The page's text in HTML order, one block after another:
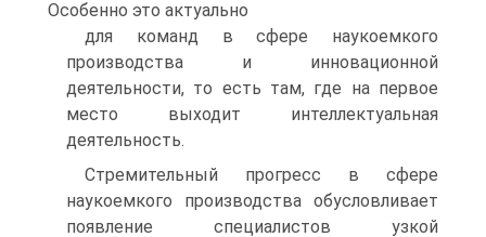
Особенно это актуально
для команд в сфере наукоемкого
производства и инновационной
деятельности, то есть там, где на первое
место выходит интеллектуальная
деятельность.
Стремительный прогресс в сфере
наукоемкого производства обусловливает
появление специалистов узкой